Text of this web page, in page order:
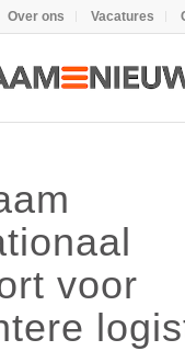
Over ons Vacatures
voor